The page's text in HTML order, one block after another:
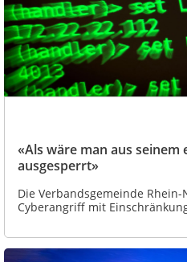
«Als wäre man aus seinem
ausgesperrt»
Die Verbandsgemeinde
Cyberangriff mit